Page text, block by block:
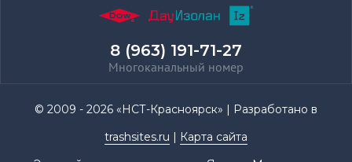
8 (963) 191-71-27
Многоканальный номер
© 2009 - 2026 «НСТ-Красноярск» | Разработано в
trashsites.ru
Карта сайта